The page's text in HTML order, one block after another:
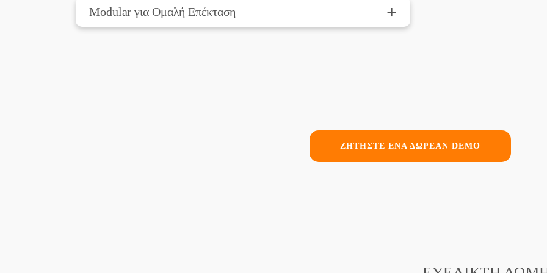
Modular για Ομαλή Επέκταση +
ΖΗΤΗΣΤΕ ΕΝΑ ΔΩΡΕΑΝ DEMO